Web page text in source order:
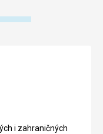
i zahraničných